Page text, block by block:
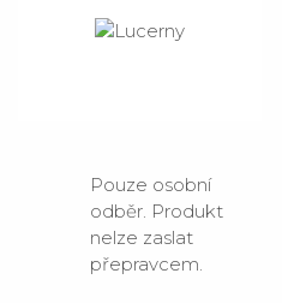
Pouze osobní
odběr. Produkt
nelze zaslat
přepravcem.